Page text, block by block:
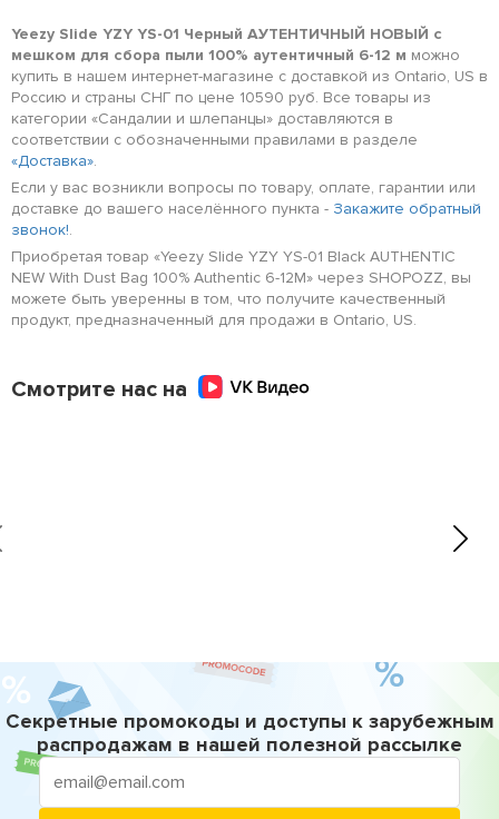
Yeezy Slide YZY YS-01 Черный АУТЕНТИЧНЫЙ НОВЫЙ с
мешком для сбора пыли 100% аутентичный 6-12 м можно
купить в нашем интернет-магазине с доставкой из Ontario, US в
Россию и страны СНГ по цене 10590 руб. Все товары из
категории «Сандалии и шлепанцы» доставляются в
соответствии с обозначенными правилами в разделе
«Доставка».
Если у вас возникли вопросы по товару, оплате, гарантии или
доставке до вашего населённого пункта - Закажите обратный
звонок!.
Приобретая товар «Yeezy Slide YZY YS-01 Black AUTHENTIC
NEW With Dust Bag 100% Authentic 6-12M» через SHOPOZZ, вы
можете быть уверенны в том, что получите качественный
продукт, предназначенный для продажи в Ontario, US.
Смотрите нас на
Секретные промокоды и доступы к зарубежным
распродажам в нашей полезной рассылке